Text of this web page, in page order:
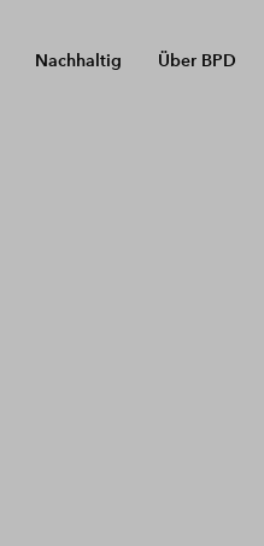
Nachhaltig Über BPD